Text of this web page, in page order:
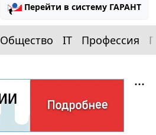
Перейти в систему ГАРАНТ
Общество IT Профессия